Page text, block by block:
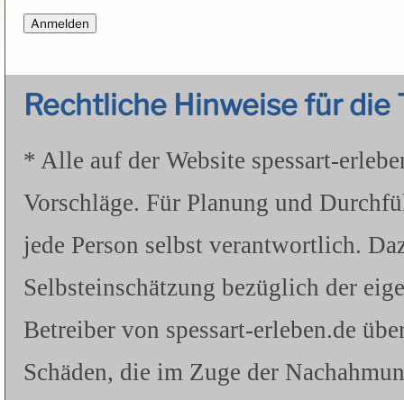
Rechtliche Hinweise für
* Alle auf der Website spessart-
Vorschläge. Für Planung und
jede Person selbst verantwortlich.
Selbsteinschätzung bezüglich der
Betreiber von spessart-erleben.de
Schäden, die im Zuge der